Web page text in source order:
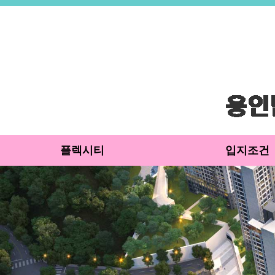
플렉시티 입지조건